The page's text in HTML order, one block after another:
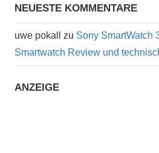
NEUESTE KOMMENTARE
uwe pokall zu Sony SmartWatch
Smartwatch Review und
ANZEIGE